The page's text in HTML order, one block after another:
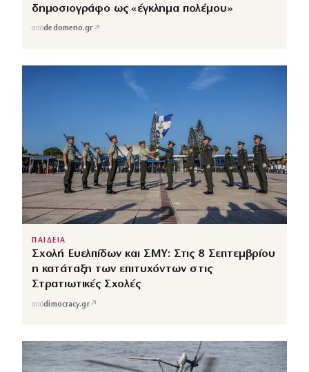
δημοσιογράφο ως «έγκλημα πολέμου»
απόdedomeno.gr ↗
ΠΑΙΔΕΙΑ
Σχολή Ευελπίδων και ΣΜΥ: Στις 8 Σεπτεμβρίου
η κατάταξη των επιτυχόντων στις
Στρατιωτικές Σχολές
απόdimocracy.gr↗